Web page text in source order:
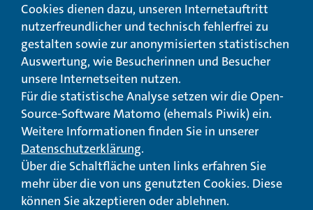
Von der herzoglichen Irrenanstalt zum
modernen Gesundheitskonzern. Die
Geschichte der nassauischen
Cookies dienen dazu, unseren Internetauftritt
nutzerfreundlicher und technisch fehlerfrei zu
gestalten sowie zur anonymisierten statistischen
Auswertung, wie Besucherinnen und Besucher
unsere Internetseiten nutzen.
Für die statistische Analyse setzen wir die Open-
Source-Software Matomo (ehemals Piwik) ein.
Weitere Informationen finden Sie in unserer
Datenschutzerklärung.
Über die Schaltfläche unten links erfahren Sie
mehr über die von uns genutzten Cookies. Diese
können Sie akzeptieren oder ablehnen.